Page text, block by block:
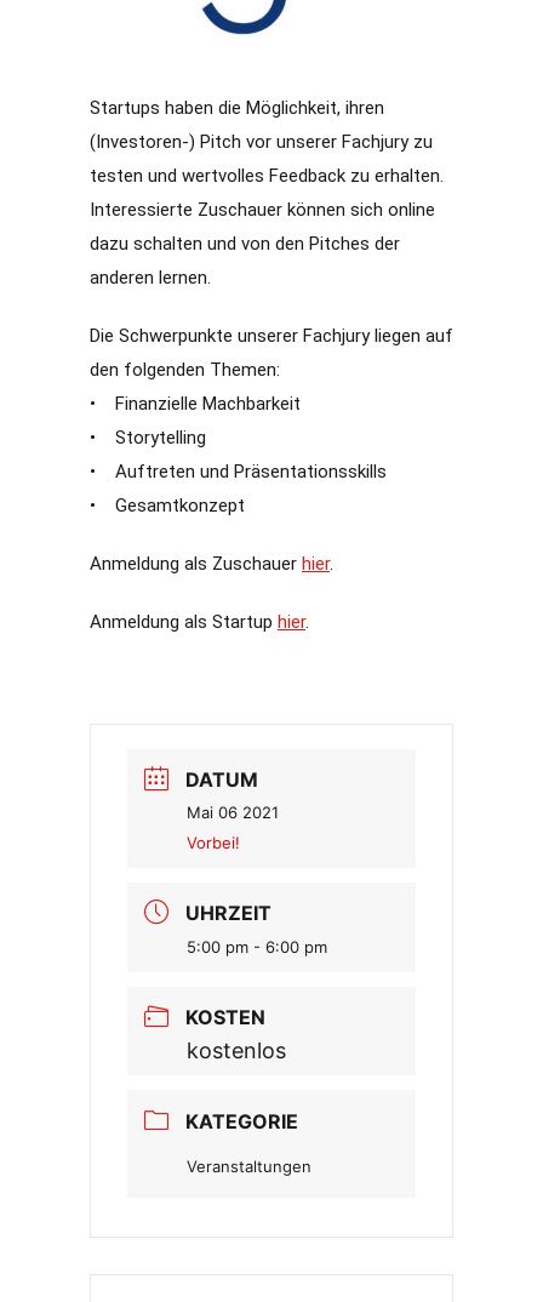
Startups haben die Möglichkeit, ihren
(Investoren-) Pitch vor unserer Fachjury zu
testen und wertvolles Feedback zu erhalten.
Interessierte Zuschauer können sich online
dazu schalten und von den Pitches der
anderen lernen.
Die Schwerpunkte unserer Fachjury liegen auf
den folgenden Themen:
• Finanzielle Machbarkeit
• Storytelling
• Auftreten und Präsentationsskills
• Gesamtkonzept
Anmeldung als Zuschauer hier.
Anmeldung als Startup hier.
DATUM
Mai 06 2021
Vorbei!
UHRZEIT
5:00 pm - 6:00 pm
KOSTEN
kostenlos
KATEGORIE
Veranstaltungen